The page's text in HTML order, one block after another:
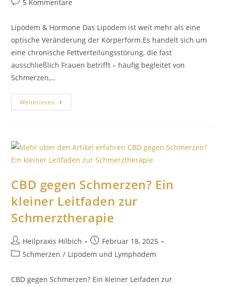
5 Kommentare
Lipödem & Hormone Das Lipödem ist weit mehr als eine
optische Veränderung der Körperform.Es handelt sich um
eine chronische Fettverteilungsstörung, die fast
ausschließlich Frauen betrifft – häufig begleitet von
Schmerzen,…
Weiterlesen
CBD gegen Schmerzen? Ein
kleiner Leitfaden zur
Schmerztherapie
Heilpraxis Hilbich
Februar 18, 2025
Schmerzen / Lipödem und Lymphödem
CBD gegen Schmerzen? Ein kleiner Leifaden zur